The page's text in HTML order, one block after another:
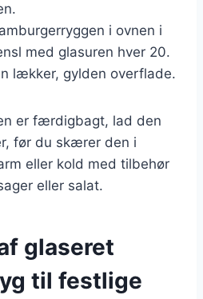
i ovnen i
med glasuren hver 20.
lækker, gylden overflade.
er færdigbagt, lad den
før du skærer den i
eller kold med tilbehør
eller salat.
glaseret
til festlige